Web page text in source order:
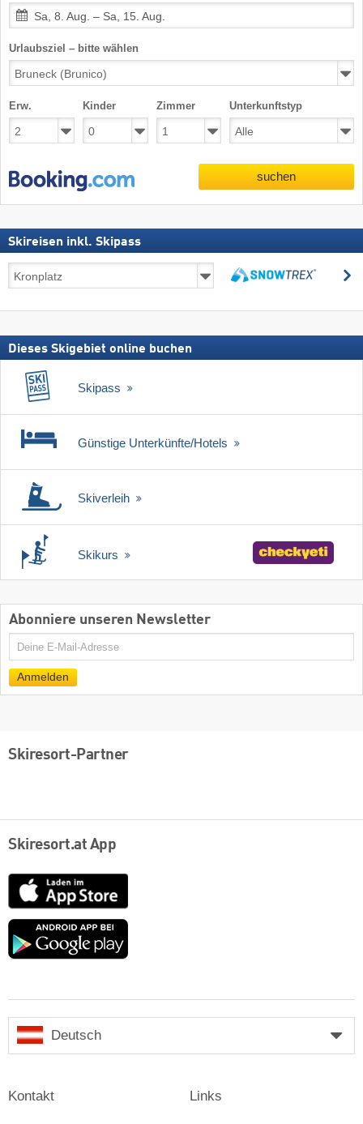
Sa, 8. Aug. – Sa, 15. Aug.
Urlaubsziel – bitte wählen
Erw. Kinder Zimmer Unterkunftstyp
suchen
Skireisen inkl. Skipass
Skireisen
inkl.
Dieses Skigebiet online buchen
Skipass
Günstige Unterkünfte/Hotels
Skiverleih
Skikurs
Abonniere unseren Newsletter
E-
Anmelden
Skiresort-Partner
Skiresort.at App
App
Store
Google
Deutsch
Kontakt Links